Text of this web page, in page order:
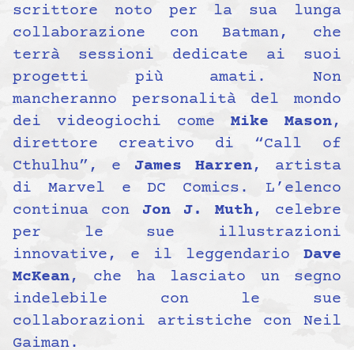
scrittore noto per la sua lunga
collaborazione con Batman, che
terrà sessioni dedicate ai suoi
progetti più amati. Non
mancheranno personalità del mondo
dei videogiochi come Mike Mason,
direttore creativo di “Call of
Cthulhu”, e James Harren, artista
di Marvel e DC Comics. L’elenco
continua con Jon J. Muth, celebre
per le sue illustrazioni
innovative, e il leggendario Dave
McKean, che ha lasciato un segno
indelebile con le sue
collaborazioni artistiche con Neil
Gaiman.